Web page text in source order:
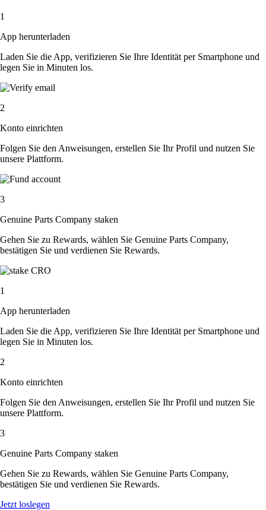
1
App herunterladen
Laden Sie die App, verifizieren Sie Ihre Identität per Smartphone und
legen Sie in Minuten los.
2
Konto einrichten
Folgen Sie den Anweisungen, erstellen Sie Ihr Profil und nutzen Sie
unsere Plattform.
3
Genuine Parts Company staken
Gehen Sie zu Rewards, wählen Sie Genuine Parts Company,
bestätigen Sie und verdienen Sie Rewards.
1
App herunterladen
Laden Sie die App, verifizieren Sie Ihre Identität per Smartphone und
legen Sie in Minuten los.
2
Konto einrichten
Folgen Sie den Anweisungen, erstellen Sie Ihr Profil und nutzen Sie
unsere Plattform.
3
Genuine Parts Company staken
Gehen Sie zu Rewards, wählen Sie Genuine Parts Company,
bestätigen Sie und verdienen Sie Rewards.
Jetzt loslegen